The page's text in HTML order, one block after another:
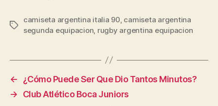
Etiquetas
camiseta argentina italia 90 camiseta argentina
segunda equipacion rugby argentina equipacion
←
¿Cómo Puede Ser Que Dio Tantos Minutos?
→
Club Atlético Boca Juniors